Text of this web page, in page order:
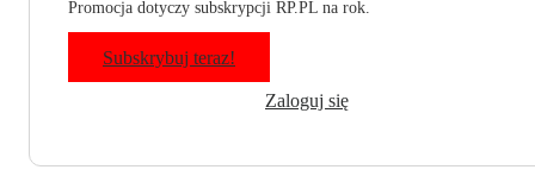
Promocja dotyczy subskrypcji RP.PL na rok.
Subskrybuj teraz!
Zaloguj się